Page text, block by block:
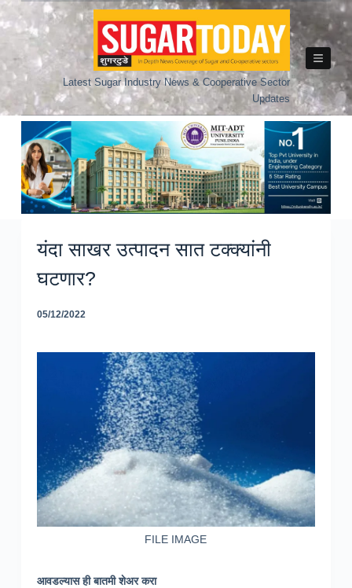
Skip
to
Latest Sugar Industry News & Cooperative Sector
Updates
यंदा साखर उत्पादन सात टक्क्यांनी
घटणार?
05/12/2022
FILE IMAGE
आवडल्यास ही बातमी शेअर करा